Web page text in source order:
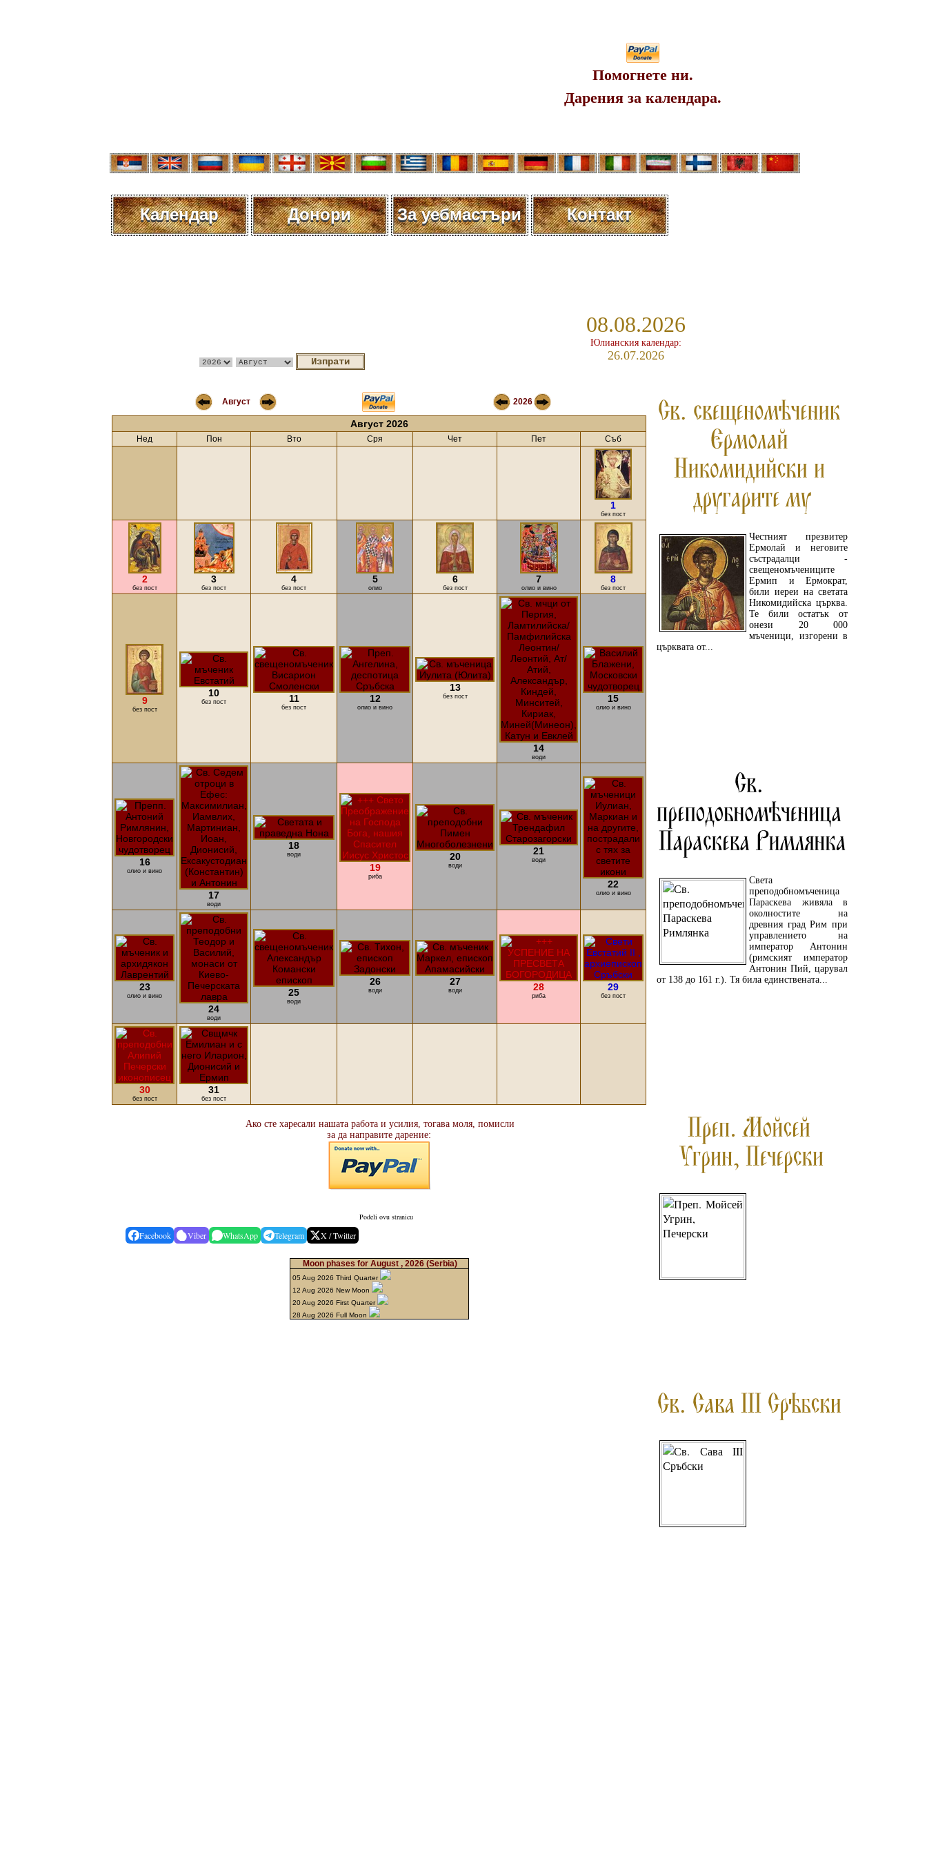
Помогнете ни.
Дарения за календара.
Календар Донори За уебмастъри Контакт
08.08.2026
Юлианския календар:
26.07.2026
Август 2026
Честният презвитер
Ермолай и неговите
състрадалци -
свещеномъчениците
Ермип и Ермократ,
били иереи на светата
Никомидийска църква.
Те били остатък от
онези 20 000
мъченици, изгорени в
църквата от...
Света
преподобномъченица
Параскева живяла в
околностите на
древния град Рим при
управлението на
император Антонин
(римският император
Антонин Пий, царувал
от 138 до 161 г.). Тя била единствената...
Август 2026
Нед Пон Вто Сря Чет Пет Съб
1
без пост
2
без пост
3
без пост
4
без пост
5
олио
6
без пост
7
олио и вино
8
без пост
9
без пост
10
без пост 11
без пост
12
олио и вино
13
без пост
14
води
15
олио и вино
16
олио и вино
17
води
18
води
19
риба
20
води
21
води
22
олио и вино
23
олио и вино
24
води
25
води
26
води
27
води 28
риба
29
без пост
30
без пост
31
без пост
Ако сте харесали нашата работа и усилия, тогава моля, помисли
за да направите дарение:
Podeli ovu stranicu
Facebook Viber WhatsApp Telegram X / Twitter
Moon phases for August , 2026 (Serbia)
05 Aug 2026 Third Quarter
12 Aug 2026 New Moon
20 Aug 2026 First Quarter
28 Aug 2026 Full Moon